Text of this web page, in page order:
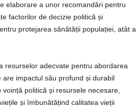
elaborare a unor recomandări pentru
factorilor de decizie politică și
protejarea sănătății populației, atât a
resurselor adecvate pentru abordarea
impactul său profund și durabil
politică și resursele necesare,
și îmbunătățind calitatea vieții